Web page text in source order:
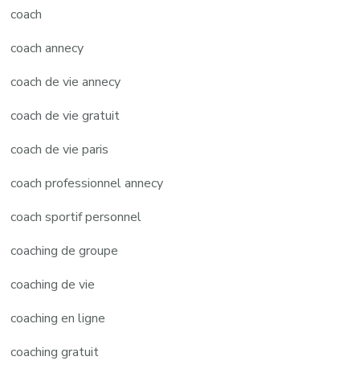
coach
coach annecy
coach de vie annecy
coach de vie gratuit
coach de vie paris
coach professionnel annecy
coach sportif personnel
coaching de groupe
coaching de vie
coaching en ligne
coaching gratuit